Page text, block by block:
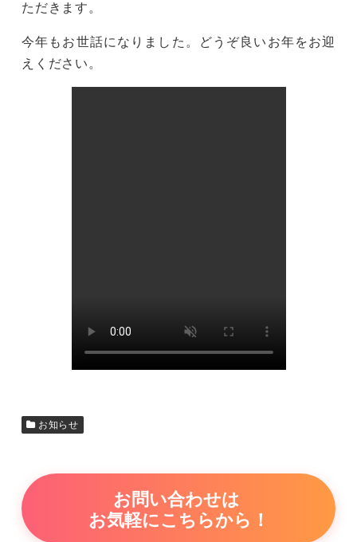
ただきます。
今年もお世話になりました。どうぞ良いお年をお迎
えください。
お知らせ
お問い合わせは
お気軽にこちらから！